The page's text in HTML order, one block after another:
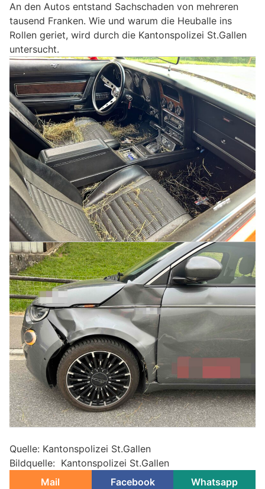
An den Autos entstand Sachschaden von mehreren
tausend Franken. Wie und warum die Heuballe ins
Rollen geriet, wird durch die Kantonspolizei St.Gallen
untersucht.
Quelle: Kantonspolizei St.Gallen
Bildquelle: Kantonspolizei St.Gallen
Mail
Facebook Whatsapp